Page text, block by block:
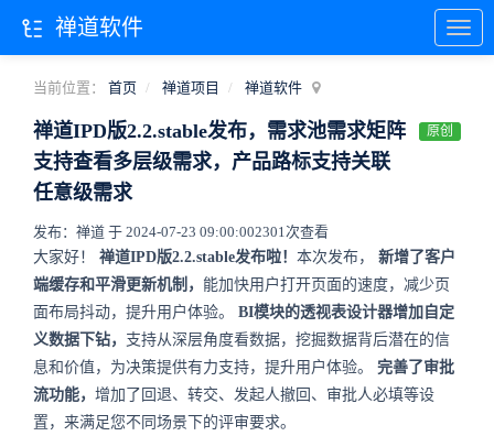
当前位置： 首页 禅道项目 禅道软件
禅道IPD版2.2.stable发布，需求池需求矩阵
支持查看多层级需求，产品路标支持关联
任意级需求
原创
发布：禅道 于 2024-07-23 09:00:002301次查看
大家好！ 禅道IPD版2.2.stable发布啦！ 本次发布， 新增了客户
端缓存和平滑更新机制， 能加快用户打开页面的速度，减少页
面布局抖动，提升用户体验。 BI模块的透视表设计器增加自定
义数据下钻， 支持从深层角度看数据，挖掘数据背后潜在的信
息和价值，为决策提供有力支持，提升用户体验。 完善了审批
流功能， 增加了回退、转交、发起人撤回、审批人必填等设
置，来满足您不同场景下的评审要求。
禅道软件